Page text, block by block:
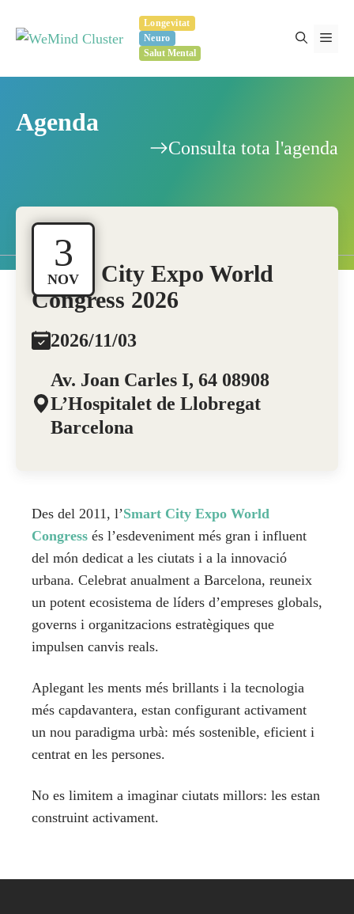
Longevitat
Neuro
Salut Mental
Agenda
Consulta tota l'agenda
3
NOV
Smart City Expo World
Congress 2026
2026/11/03
Av. Joan Carles I, 64 08908
L’Hospitalet de Llobregat
Barcelona
Des del 2011, l’Smart City Expo World
Congress és l’esdeveniment més gran i influent
del món dedicat a les ciutats i a la innovació
urbana. Celebrat anualment a Barcelona, reuneix
un potent ecosistema de líders d’empreses globals,
governs i organitzacions estratègiques que
impulsen canvis reals.
Aplegant les ments més brillants i la tecnologia
més capdavantera, estan configurant activament
un nou paradigma urbà: més sostenible, eficient i
centrat en les persones.
No es limitem a imaginar ciutats millors: les estan
construint activament.